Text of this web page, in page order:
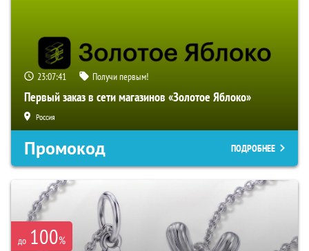
23:07:40 Получи первым!
Первый заказ в сети магазинов «Золотое Яблоко»
Россия
Промокод ПОДРОБНЕЕ
до 100%